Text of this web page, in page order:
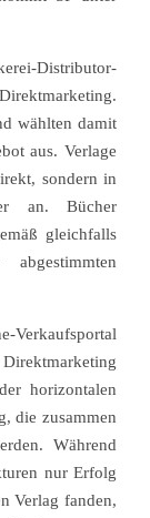
Distributor-
wählten damit
aus. Verlage
sondern in
an. Bücher
gleichfalls
Verkaufsportal
horizontalen
die zusammen
Während
nur Erfolg
Verlag fanden,